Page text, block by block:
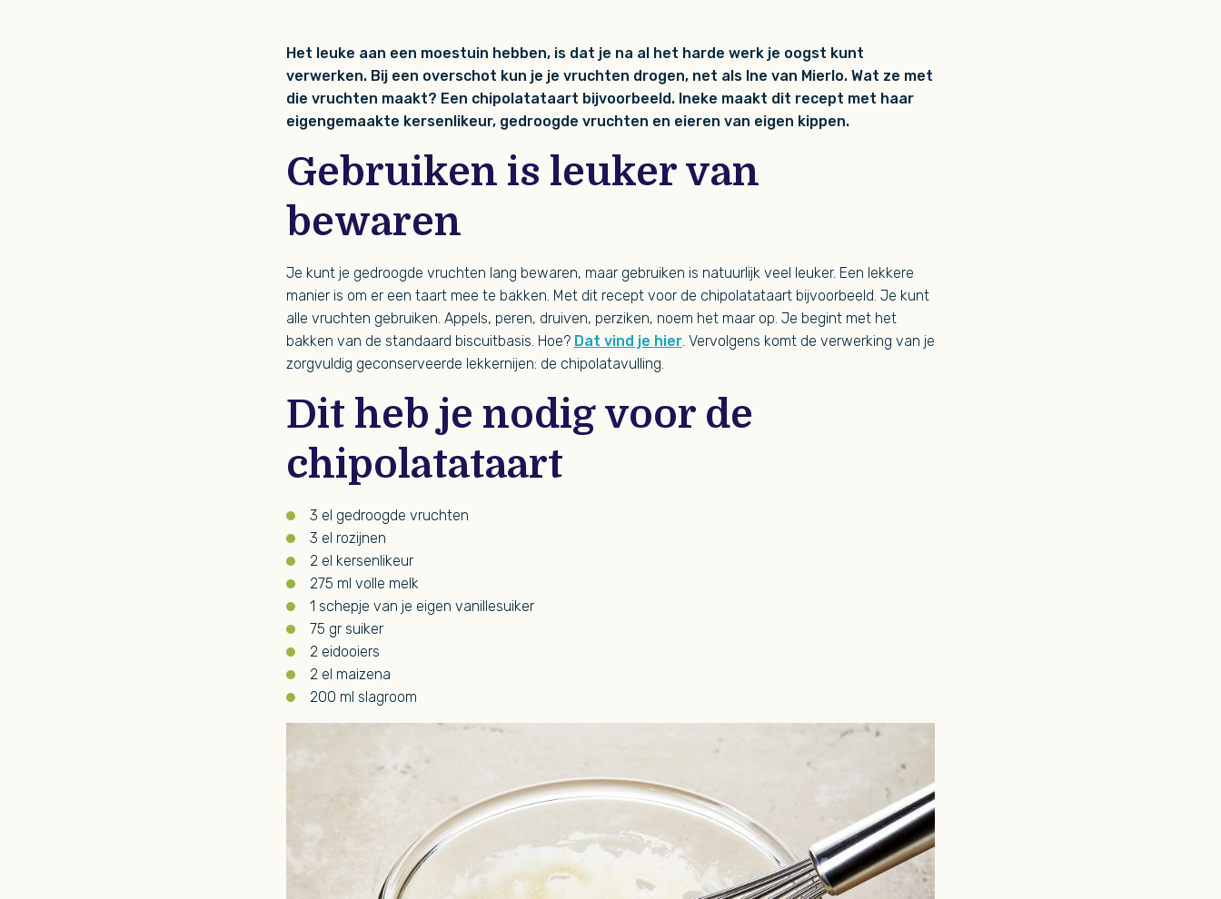
Het leuke aan een moestuin hebben, is dat je na al het harde werk je oogst kunt
verwerken. Bij een overschot kun je je vruchten drogen, net als Ine van Mierlo. Wat ze met
die vruchten maakt? Een chipolatataart bijvoorbeeld. Ineke maakt dit recept met haar
eigengemaakte kersenlikeur, gedroogde vruchten en eieren van eigen kippen.
Gebruiken is leuker van
bewaren
Je kunt je gedroogde vruchten lang bewaren, maar gebruiken is natuurlijk veel leuker. Een lekkere
manier is om er een taart mee te bakken. Met dit recept voor de chipolatataart bijvoorbeeld. Je kunt
alle vruchten gebruiken. Appels, peren, druiven, perziken, noem het maar op. Je begint met het
bakken van de standaard biscuitbasis. Hoe? Dat vind je hier. Vervolgens komt de verwerking van je
zorgvuldig geconserveerde lekkernijen: de chipolatavulling.
Dit heb je nodig voor de
chipolatataart
3 el gedroogde vruchten
3 el rozijnen
2 el kersenlikeur
275 ml volle melk
1 schepje van je eigen vanillesuiker
75 gr suiker
2 eidooiers
2 el maizena
200 ml slagroom